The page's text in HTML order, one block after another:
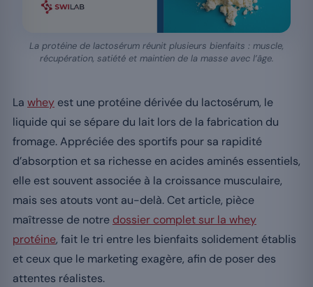
La protéine de lactosérum réunit plusieurs bienfaits : muscle,
récupération, satiété et maintien de la masse avec l’âge.
La whey est une protéine dérivée du lactosérum, le
liquide qui se sépare du lait lors de la fabrication du
fromage. Appréciée des sportifs pour sa rapidité
d’absorption et sa richesse en acides aminés essentiels,
elle est souvent associée à la croissance musculaire,
mais ses atouts vont au-delà. Cet article, pièce
maîtresse de notre dossier complet sur la whey
protéine, fait le tri entre les bienfaits solidement établis
et ceux que le marketing exagère, afin de poser des
attentes réalistes.